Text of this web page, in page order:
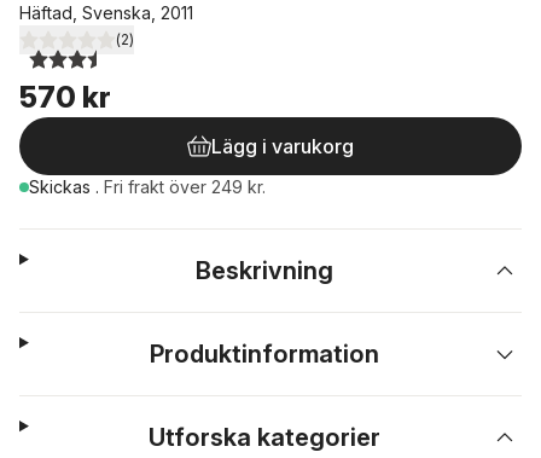
Häftad, Svenska, 2011
3,5utav 5 stjärnor. Totalt antal röster:
(2)
570 kr
Lägg i varukorg
Skickas . Fri frakt över 249 kr.
Beskrivning
Produktinformation
Utforska kategorier